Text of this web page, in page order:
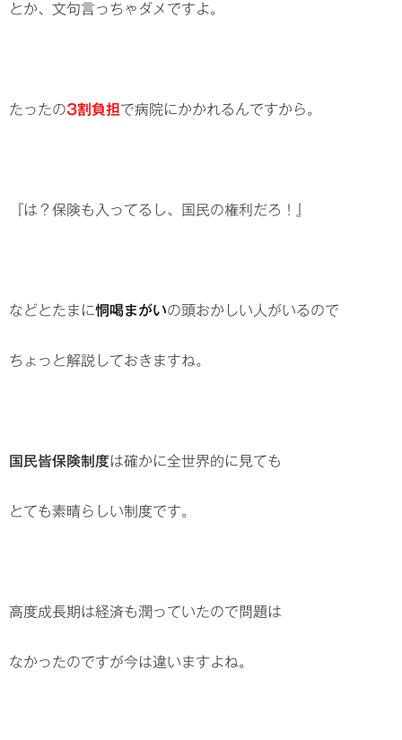
とか、文句言っちゃダメですよ。
たったの3割負担 で病院にかかれるんですから。
『は？保険も入ってるし、国民の権利だろ！』
などとたまに恫喝まがいの頭おかしい人がいるので
ちょっと解説しておきますね。
国民皆保険制度は確かに全世界的に見ても
とても素晴らしい制度です。
高度成長期は経済も潤っていたので問題は
なかったのですが今は違いますよね。